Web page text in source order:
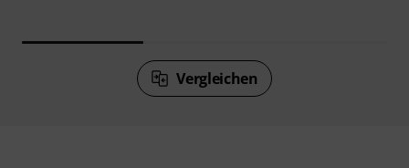
Vergleichen